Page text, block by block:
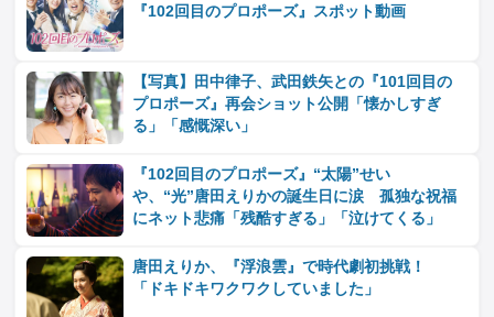
『102回目のプロポーズ』スポット動画
【写真】田中律子、武田鉄矢との『101回目の
プロポーズ』再会ショット公開「懐かしすぎ
る」「感慨深い」
『102回目のプロポーズ』“太陽”せい
や、“光”唐田えりかの誕生日に涙 孤独な祝福
にネット悲痛「残酷すぎる」「泣けてくる」
唐田えりか、『浮浪雲』で時代劇初挑戦！
「ドキドキワクワクしていました」